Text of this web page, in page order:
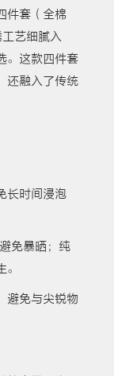
件套（全棉
艺细腻入
。这款四件套
还融入了传统
长时间浸泡
免暴晒；纯
避免与尖锐物